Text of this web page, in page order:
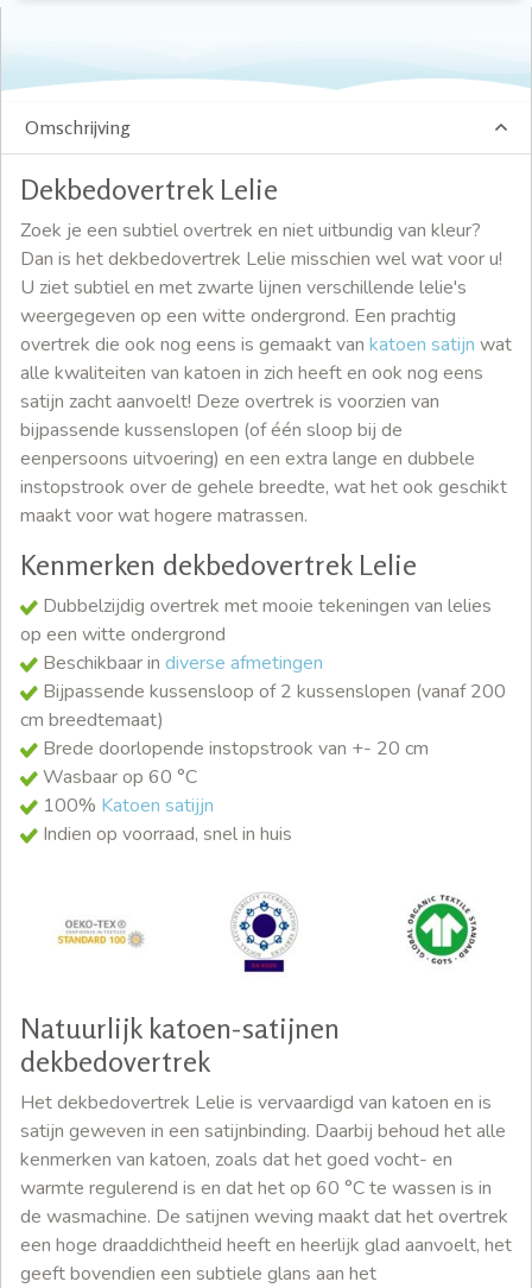
Omschrijving
Dekbedovertrek Lelie
Zoek je een subtiel overtrek en niet uitbundig van kleur?
Dan is het dekbedovertrek Lelie misschien wel wat voor u!
U ziet subtiel en met zwarte lijnen verschillende lelie's
weergegeven op een witte ondergrond. Een prachtig
overtrek die ook nog eens is gemaakt van katoen satijn wat
alle kwaliteiten van katoen in zich heeft en ook nog eens
satijn zacht aanvoelt! Deze overtrek is voorzien van
bijpassende kussenslopen (of één sloop bij de
eenpersoons uitvoering) en een extra lange en dubbele
instopstrook over de gehele breedte, wat het ook geschikt
maakt voor wat hogere matrassen.
Kenmerken dekbedovertrek Lelie
Dubbelzijdig overtrek met mooie tekeningen van lelies
op een witte ondergrond
Beschikbaar in diverse afmetingen
Bijpassende kussensloop of 2 kussenslopen (vanaf 200
cm breedtemaat)
Brede doorlopende instopstrook van +- 20 cm
Wasbaar op 60 °C
100% Katoen satijjn
Indien op voorraad, snel in huis
Natuurlijk katoen-satijnen
dekbedovertrek
Het dekbedovertrek Lelie is vervaardigd van katoen en is
satijn geweven in een satijnbinding. Daarbij behoud het alle
kenmerken van katoen, zoals dat het goed vocht- en
warmte regulerend is en dat het op 60 °C te wassen is in
de wasmachine. De satijnen weving maakt dat het overtrek
een hoge draaddichtheid heeft en heerlijk glad aanvoelt, het
geeft bovendien een subtiele glans aan het